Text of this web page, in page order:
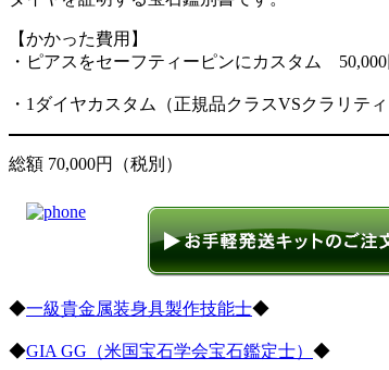
【かかった費用】
・ピアスをセーフティーピンにカスタム 50,000
・1ダイヤカスタム（正規品クラスVSクラリティ
総額 70,000円（税別）
◆一級貴金属装身具製作技能士◆
◆GIA GG（米国宝石学会宝石鑑定士） ◆